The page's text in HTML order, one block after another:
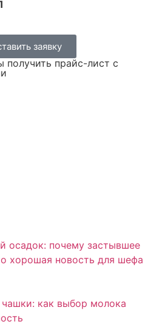
заявку
получить прайс-лист с
осадок: почему застывшее
хорошая новость для шефа
как выбор молока